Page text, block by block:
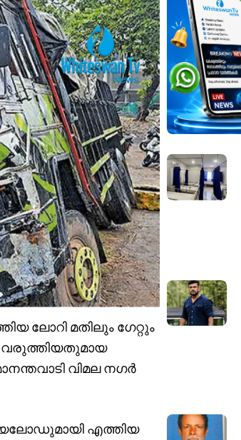
ലോറി മതിലും ഗേറ്റും
വരുത്തിയതുമായ
വിമല നഗർ
എത്തിയ